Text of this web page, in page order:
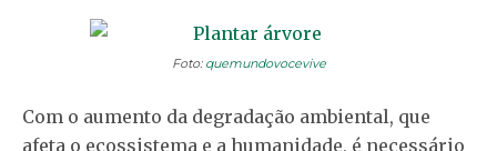
Foto: quemundovocevive
Com o aumento da degradação ambiental, que
afeta o ecossistema e a humanidade, é necessário